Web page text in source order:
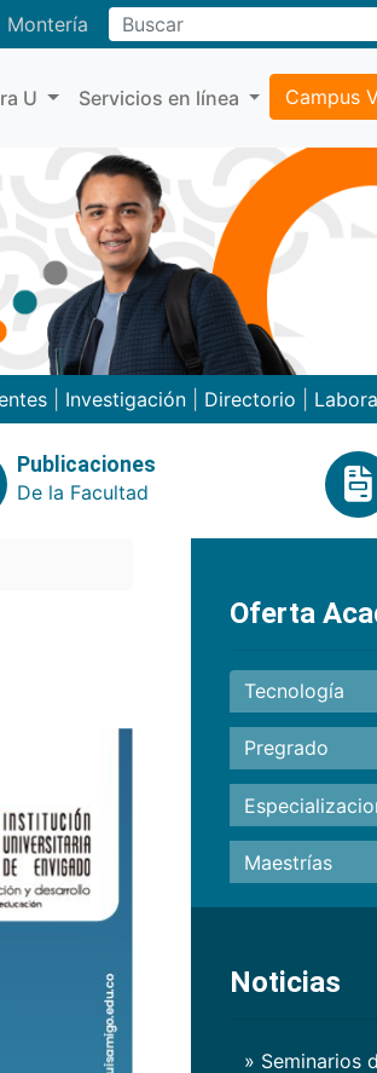
MonteríaBuscar
U Servicios en línea Campus
| Investigación| Directorio
Publicaciones
De la Facultad
Oferta
Tecnología
Pregrado
Maestrías
Noticias
» Seminarios